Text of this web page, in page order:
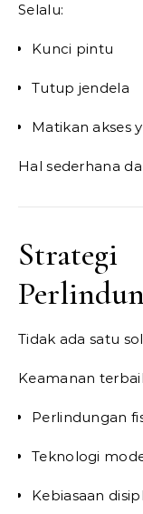
Selalu:
Kunci pintu
Tutup jendela
Matikan akses
Hal sederhana
Tidak ada satu
Keamanan
Perlindungan
Teknologi
Kebiasaan